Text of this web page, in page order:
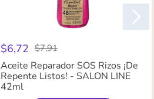
$6,72 $7,91
Aceite Reparador SOS Rizos ¡De
Repente Listos! - SALON LINE
42ml